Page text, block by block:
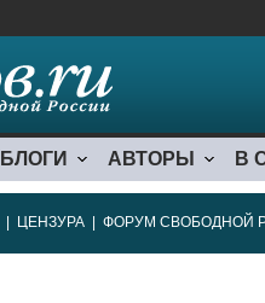
БЛОГИ АВТОРЫ В
ЦЕНЗУРА ФОРУМ СВОБОДНОЙ